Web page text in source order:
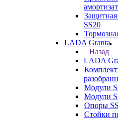
SS20
LADA Granta
Назад
LADA
Модули
Модули
Опоры
Стойки